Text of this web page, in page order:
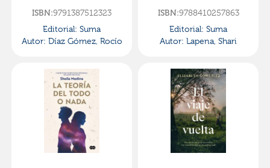
ISBN:9791387512323
Editorial: Suma
Autor: Díaz Gómez, Rocío
ISBN:9788410257863
Editorial: Suma
Autor: Lapena, Shari